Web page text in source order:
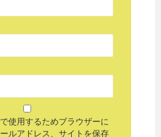
使用するためブラウザーに
ルアドレス、サイトを保存